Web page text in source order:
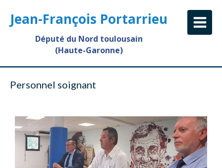
Jean-François Portarrieu
Député du Nord toulousain
(Haute-Garonne)
Personnel soignant